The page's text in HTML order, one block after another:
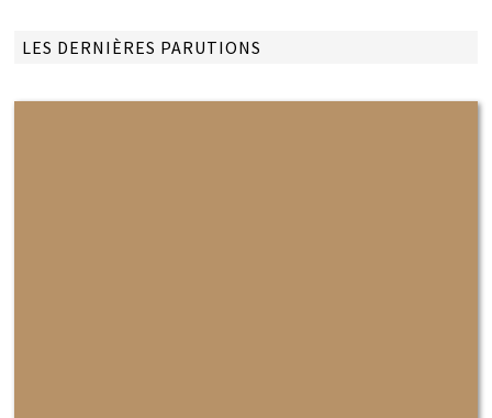
LES DERNIÈRES PARUTIONS